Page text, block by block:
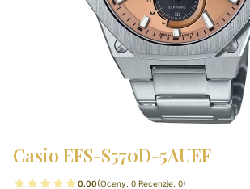
Casio EFS-S570D-5AUEF
0.00(Oceny: 0 Recenzje: 0)